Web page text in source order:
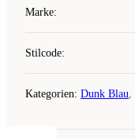
Marke:
Stilcode:
Kategorien: Dunk Blau,